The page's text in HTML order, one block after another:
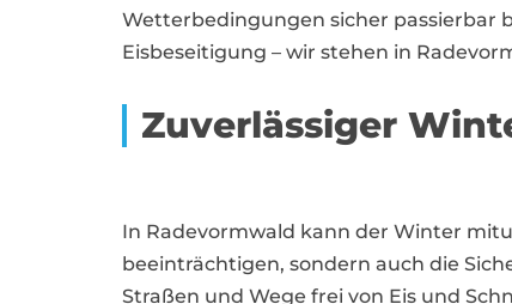
Wetterbedingungen sicher passierbar
Eisbeseitigung – wir stehen in
Zuverlässiger
In Radevormwald kann der Winter
beeinträchtigen, sondern auch die
Straßen und Wege frei von Eis und